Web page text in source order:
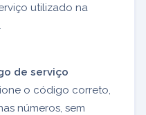
utilizado na
de serviço
o código correto,
números, sem